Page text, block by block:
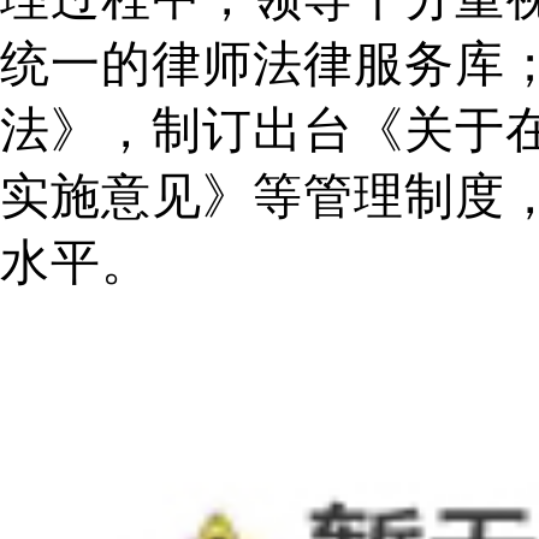
统一的律师法律服务库
法》，制订出台《关于
实施意见》等管理制度
水平。